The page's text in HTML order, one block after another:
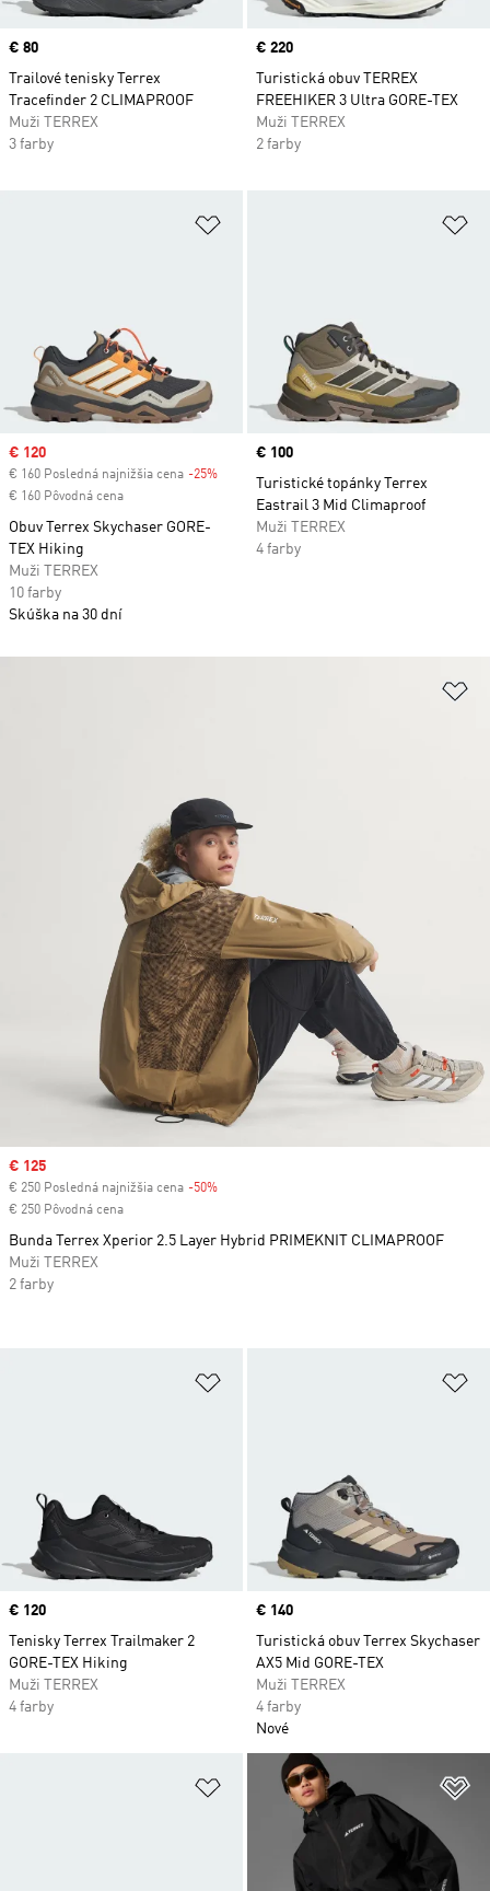
Price
€ 80
Trailové tenisky Terrex
Tracefinder 2 CLIMAPROOF
Muži TERREX
3 farby
Price
€ 220
Turistická obuv TERREX
FREEHIKER 3 Ultra GORE-TEX
Muži TERREX
2 farby
Pridať do zoznamu želaných
Sale price
€ 120
€ 160 Posledná najnižšia cena -25% Discount
€ 160 Pôvodná cena
Obuv Terrex Skychaser GORE-
TEX Hiking
Muži TERREX
10 farby
Skúška na 30 dní
Price
€ 100
Turistické topánky Terrex
Eastrail 3 Mid Climaproof
Muži TERREX
4 farby
Pridať do zoznamu želaných
Price
€ 120
Tenisky Terrex Trailmaker 2
GORE-TEX Hiking
Muži TERREX
4 farby
Price
€ 140
Turistická obuv Terrex Skychaser
AX5 Mid GORE-TEX
Muži TERREX
4 farby
Nové
Pridať do zoznamu želaných
Sale price
€ 125
€ 250 Posledná najnižšia cena -50%
€ 250 Pôvodná cena
Bunda Terrex Xperior 2.5 Layer Hybrid PRIMEKNIT CLIMAPROOF
Muži TERREX
2 farby